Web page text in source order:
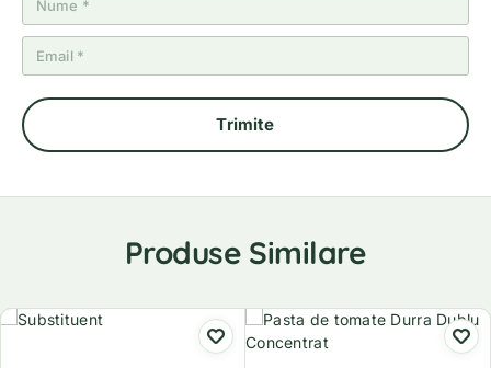
Produse Similare